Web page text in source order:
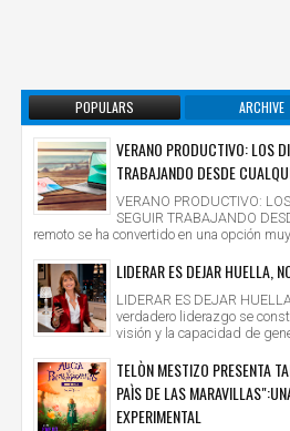
POPULARS ARCHIVE
VERANO PRODUCTIVO: LOS
TRABAJANDO DESDE
VERANO PRODUCTIVO:
SEGUIR TRABAJANDO
remoto se ha convertido en una opción muy
LIDERAR ES DEJAR HUELLA,
LIDERAR ES DEJAR
verdadero liderazgo se
visión y la capacidad de
TELÒN MESTIZO PRESENTA
PAÌS DE LAS
EXPERIMENTAL